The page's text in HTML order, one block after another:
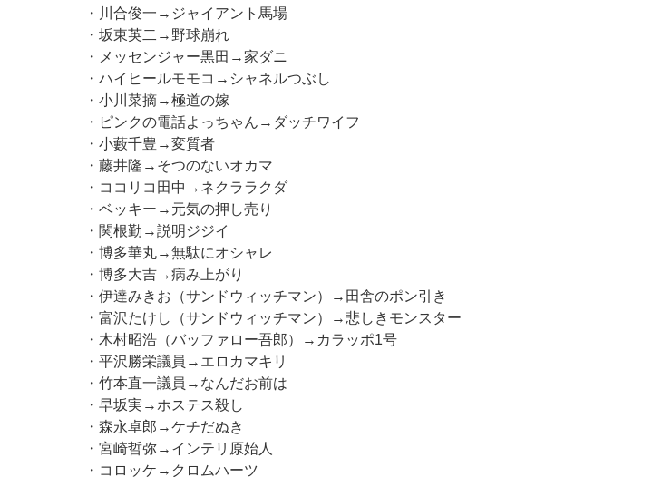
・川合俊一→ジャイアント馬場
・坂東英二→野球崩れ
・メッセンジャー黒田→家ダニ
・ハイヒールモモコ→シャネルつぶし
・小川菜摘→極道の嫁
・ピンクの電話よっちゃん→ダッチワイフ
・小藪千豊→変質者
・藤井隆→そつのないオカマ
・ココリコ田中→ネクララクダ
・ベッキー→元気の押し売り
・関根勤→説明ジジイ
・博多華丸→無駄にオシャレ
・博多大吉→病み上がり
・伊達みきお（サンドウィッチマン）→田舎のポン引き
・富沢たけし（サンドウィッチマン）→悲しきモンスター
・木村昭浩（バッファロー吾郎）→カラッポ1号
・平沢勝栄議員→エロカマキリ
・竹本直一議員→なんだお前は
・早坂実→ホステス殺し
・森永卓郎→ケチだぬき
・宮崎哲弥→インテリ原始人
・コロッケ→クロムハーツ